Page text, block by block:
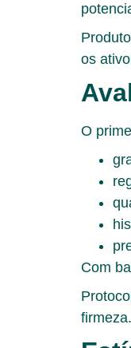
os
O
Com
firmeza.